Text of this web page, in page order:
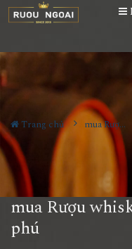
Trang chủ mua Rượu whisky Shackleton quận tân phú
mua Rượu
phú